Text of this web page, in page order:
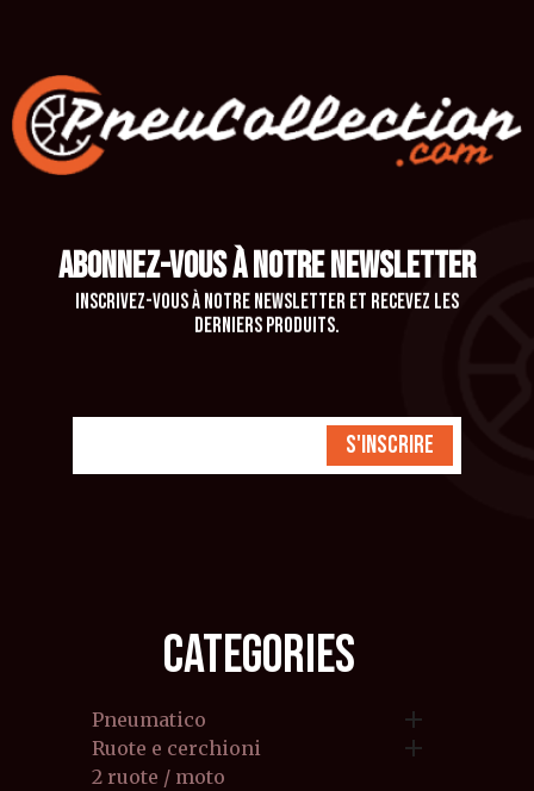
ABONNEZ-VOUS À NOTRE NEWSLETTER
Inscrivez-vous à notre newsletter et recevez les
derniers produits.
S'inscrire
CATEGORIES
Pneumatico 
Ruote e cerchioni 
2 ruote / moto